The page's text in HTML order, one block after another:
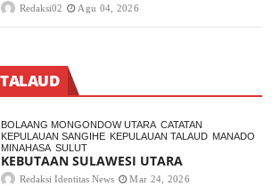
Redaksi02 Agu 04, 2026
BOLAANG MONGONDOW UTARA CATATAN
KEPULAUAN SANGIHE KEPULAUAN TALAUD MANADO
MINAHASA SULUT
KEBUTAAN SULAWESI UTARA
Redaksi Identitas News Mar 24, 2026